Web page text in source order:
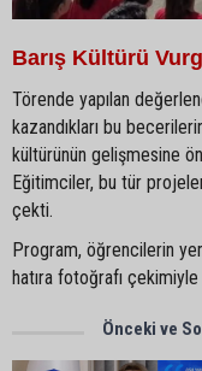
Barış Kültürü
Törende yapılan
kazandıkları bu
kültürünün gelişmesine
Eğitimciler, bu tür
çekti.
Program, öğrencilerin
hatıra fotoğrafı
Önceki ve